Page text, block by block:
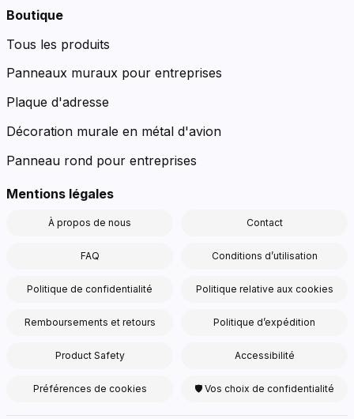
Boutique
Tous les produits
Panneaux muraux pour entreprises
Plaque d'adresse
Décoration murale en métal d'avion
Panneau rond pour entreprises
Mentions légales
À propos de nous Contact
FAQ Conditions d’utilisation
Politique de confidentialité Politique relative aux cookies
Remboursements et retours Politique d’expédition
Product Safety Accessibilité
Préférences de cookies 🛡 Vos choix de confidentialité